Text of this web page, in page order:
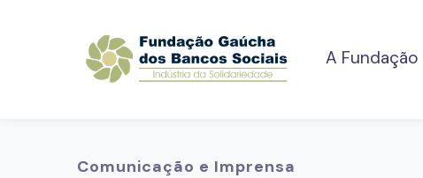
A Fundação
Comunicação e Imprensa